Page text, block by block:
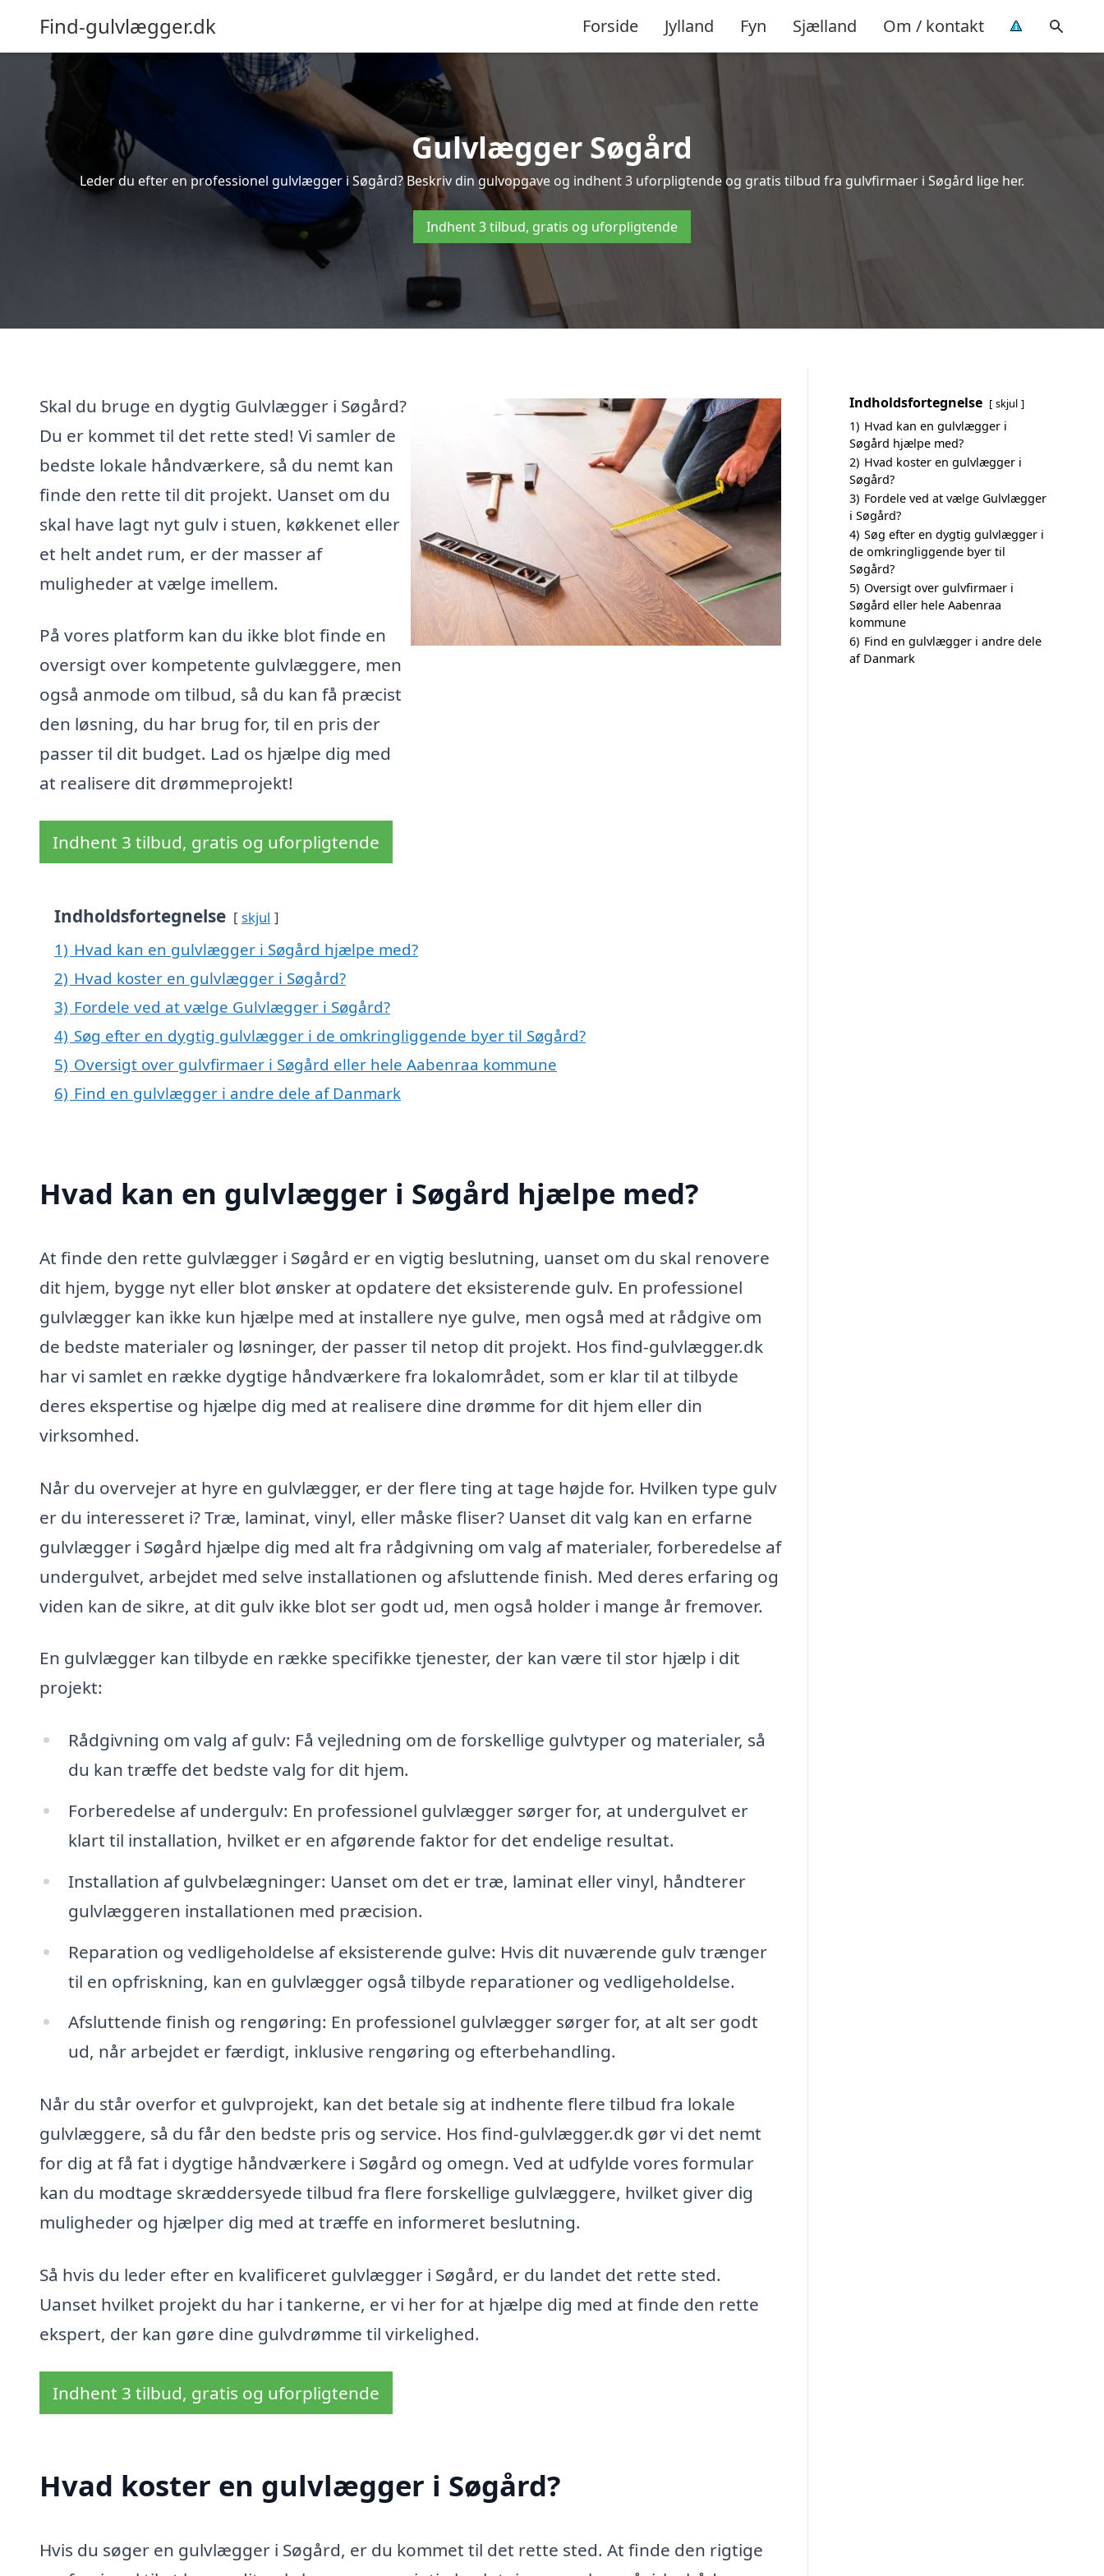
Find-gulvlægger.dk Forside Jylland Fyn Sjælland Om / kontakt
Gulvlægger Søgård
Leder du efter en professionel gulvlægger i Søgård? Beskriv din gulvopgave og indhent 3 uforpligtende og gratis tilbud fra gulvfirmaer i Søgård lige her.
Indhent 3 tilbud, gratis og uforpligtende
Skal du bruge en dygtig Gulvlægger i Søgård?
Du er kommet til det rette sted! Vi samler de
bedste lokale håndværkere, så du nemt kan
finde den rette til dit projekt. Uanset om du
skal have lagt nyt gulv i stuen, køkkenet eller
et helt andet rum, er der masser af
muligheder at vælge imellem.
På vores platform kan du ikke blot finde en
oversigt over kompetente gulvlæggere, men
også anmode om tilbud, så du kan få præcist
den løsning, du har brug for, til en pris der
passer til dit budget. Lad os hjælpe dig med
at realisere dit drømmeprojekt!
Indhent 3 tilbud, gratis og uforpligtende
Indholdsfortegnelse skjul
1) Hvad kan en gulvlægger i Søgård hjælpe med?
2) Hvad koster en gulvlægger i Søgård?
3) Fordele ved at vælge Gulvlægger i Søgård?
4) Søg efter en dygtig gulvlægger i de omkringliggende byer til Søgård?
5) Oversigt over gulvfirmaer i Søgård eller hele Aabenraa kommune
6) Find en gulvlægger i andre dele af Danmark
Hvad kan en gulvlægger i Søgård hjælpe med?
At finde den rette gulvlægger i Søgård er en vigtig beslutning, uanset om du skal renovere
dit hjem, bygge nyt eller blot ønsker at opdatere det eksisterende gulv. En professionel
gulvlægger kan ikke kun hjælpe med at installere nye gulve, men også med at rådgive om
de bedste materialer og løsninger, der passer til netop dit projekt. Hos find-gulvlægger.dk
har vi samlet en række dygtige håndværkere fra lokalområdet, som er klar til at tilbyde
deres ekspertise og hjælpe dig med at realisere dine drømme for dit hjem eller din
virksomhed.
Når du overvejer at hyre en gulvlægger, er der flere ting at tage højde for. Hvilken type gulv
er du interesseret i? Træ, laminat, vinyl, eller måske fliser? Uanset dit valg kan en erfarne
gulvlægger i Søgård hjælpe dig med alt fra rådgivning om valg af materialer, forberedelse af
undergulvet, arbejdet med selve installationen og afsluttende finish. Med deres erfaring og
viden kan de sikre, at dit gulv ikke blot ser godt ud, men også holder i mange år fremover.
En gulvlægger kan tilbyde en række specifikke tjenester, der kan være til stor hjælp i dit
projekt:
Rådgivning om valg af gulv: Få vejledning om de forskellige gulvtyper og materialer, så
du kan træffe det bedste valg for dit hjem.
Forberedelse af undergulv: En professionel gulvlægger sørger for, at undergulvet er
klart til installation, hvilket er en afgørende faktor for det endelige resultat.
Installation af gulvbelægninger: Uanset om det er træ, laminat eller vinyl, håndterer
gulvlæggeren installationen med præcision.
Reparation og vedligeholdelse af eksisterende gulve: Hvis dit nuværende gulv trænger
til en opfriskning, kan en gulvlægger også tilbyde reparationer og vedligeholdelse.
Afsluttende finish og rengøring: En professionel gulvlægger sørger for, at alt ser godt
ud, når arbejdet er færdigt, inklusive rengøring og efterbehandling.
Når du står overfor et gulvprojekt, kan det betale sig at indhente flere tilbud fra lokale
gulvlæggere, så du får den bedste pris og service. Hos find-gulvlægger.dk gør vi det nemt
for dig at få fat i dygtige håndværkere i Søgård og omegn. Ved at udfylde vores formular
kan du modtage skræddersyede tilbud fra flere forskellige gulvlæggere, hvilket giver dig
muligheder og hjælper dig med at træffe en informeret beslutning.
Så hvis du leder efter en kvalificeret gulvlægger i Søgård, er du landet det rette sted.
Uanset hvilket projekt du har i tankerne, er vi her for at hjælpe dig med at finde den rette
ekspert, der kan gøre dine gulvdrømme til virkelighed.
Indhent 3 tilbud, gratis og uforpligtende
Hvad koster en gulvlægger i Søgård?
Hvis du søger en gulvlægger i Søgård, er du kommet til det rette sted. At finde den rigtige
Indholdsfortegnelse skjul
1) Hvad kan en gulvlægger i
Søgård hjælpe med?
2) Hvad koster en gulvlægger i
Søgård?
3) Fordele ved at vælge Gulvlægger
i Søgård?
4) Søg efter en dygtig gulvlægger i
de omkringliggende byer til
Søgård?
5) Oversigt over gulvfirmaer i
Søgård eller hele Aabenraa
kommune
6) Find en gulvlægger i andre dele
af Danmark